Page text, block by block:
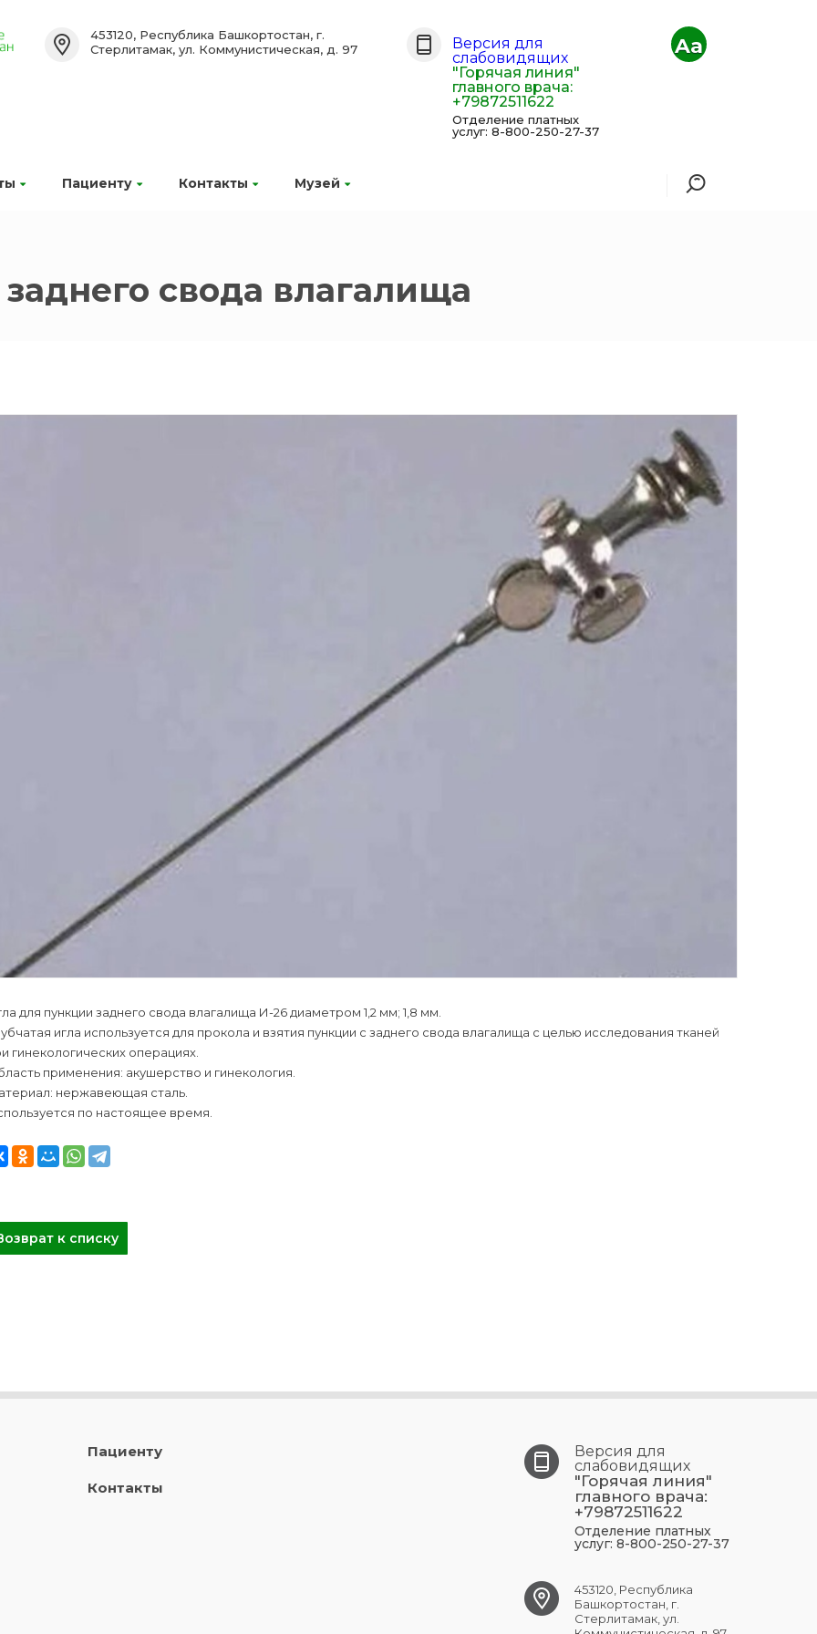
Пациенту Контакты Музей
453120, Республика Башкортостан, г.
Стерлитамак, ул. Коммунистическая, д. 97
Версия для
слабовидящих
"Горячая линия"
главного врача:
+79872511622
Отделение платных
услуг: 8-800-250-27-37
Aa
свода влагалища
для пункции заднего свода влагалища И-26 диаметром 1,2 мм; 1,8 мм.
игла используется для прокола и взятия пункции с заднего свода влагалища с целью исследования тканей
гинекологических операциях.
применения: акушерство и гинекология.
нержавеющая сталь.
по настоящее время.
к списку
Пациенту
Контакты
Версия для
слабовидящих
"Горячая линия"
главного врача:
+79872511622
Отделение платных
услуг: 8-800-250-27-37
453120, Республика
Башкортостан, г.
Стерлитамак, ул.